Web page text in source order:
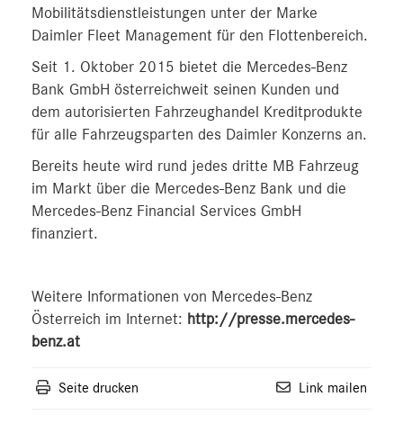
Mobilitätsdienstleistungen unter der Marke
Daimler Fleet Management für den Flottenbereich.
Seit 1. Oktober 2015 bietet die Mercedes-Benz
Bank GmbH österreichweit seinen Kunden und
dem autorisierten Fahrzeughandel Kreditprodukte
für alle Fahrzeugsparten des Daimler Konzerns an.
Bereits heute wird rund jedes dritte MB Fahrzeug
im Markt über die Mercedes-Benz Bank und die
Mercedes-Benz Financial Services GmbH
finanziert.
Weitere Informationen von Mercedes-Benz
Österreich im Internet: http://presse.mercedes-
benz.at
Seite drucken Link mailen